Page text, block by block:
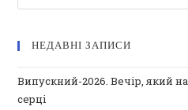
НЕДАВНІ ЗАПИСИ
Випускний-2026. Вечір, який
серці